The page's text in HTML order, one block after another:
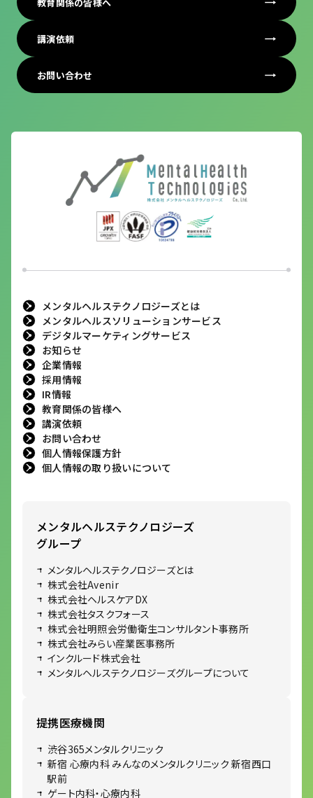
講演依頼
お問い合わせ
メンタルヘルステクノロジーズとは
メンタルヘルスソリューションサービス
デジタルマーケティングサービス
お知らせ
企業情報
採用情報
IR情報
教育関係の皆様へ
講演依頼
お問い合わせ
個人情報保護方針
個人情報の取り扱いについて
メンタルヘルステクノロジーズ
グループ
メンタルヘルステクノロジーズとは
株式会社Avenir
株式会社ヘルスケアDX
株式会社タスクフォース
株式会社明照会労働衛生コンサルタント事務所
株式会社みらい産業医事務所
インクルード株式会社
メンタルヘルステクノロジーズグループについて
提携医療機関
渋谷365メンタルクリニック
新宿 心療内科 みんなのメンタルクリニック 新宿西口
駅前
ゲート内科・心療内科